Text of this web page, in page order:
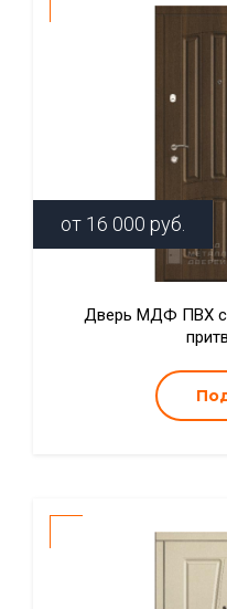
от 16 000 руб.
Дверь МДФ ПВХ с